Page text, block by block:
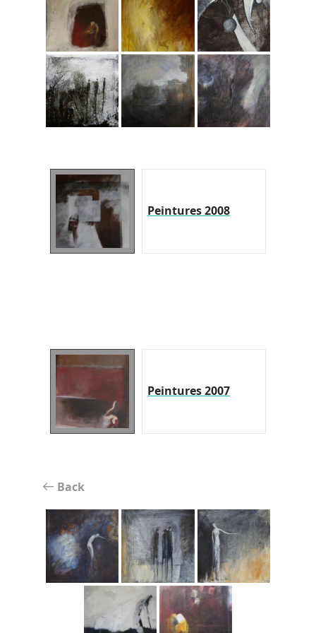
Peintures 2008
Peintures 2007
Back